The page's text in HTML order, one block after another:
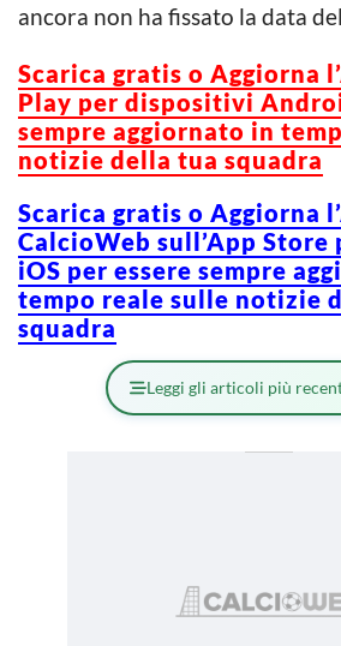
ancora non ha fissato la data
Scarica gratis o Aggiorna
Play per dispositivi
sempre aggiornato in
notizie della tua squadra
Scarica gratis o Aggiorna
CalcioWeb sull’App
iOS per essere sempre
tempo reale sulle notizie
squadra
Leggi gli articoli più